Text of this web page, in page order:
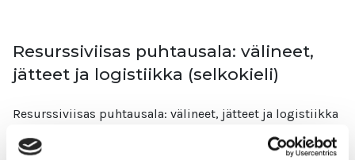
Resurssiviisas puhtausala: välineet,
jätteet ja logistiikka (selkokieli)
Resurssiviisas puhtausala: välineet, jätteet ja logistiikka
Edellisissä moduuleissa olemme tutustuneet siihen,
miten energiaa, vettä ja siivousaineita käytetään